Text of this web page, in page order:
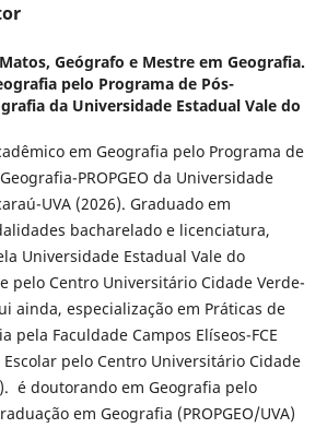
Geógrafo e Mestre em Geografia.
pelo Programa de Pós-
da Universidade Estadual Vale do
em Geografia pelo Programa de
PROPGEO da Universidade
UVA (2026). Graduado em
bacharelado e licenciatura,
Universidade Estadual Vale do
pelo Centro Universitário Cidade Verde-
ainda, especialização em Práticas de
pela Faculdade Campos Elíseos-FCE
Escolar pelo Centro Universitário Cidade
é doutorando em Geografia pelo
em Geografia (PROPGEO/UVA)